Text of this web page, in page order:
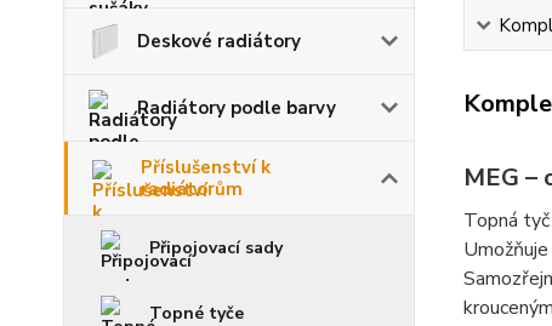
Deskové radiátory
Radiátory podle barvy
Příslušenství k
radiátorům
Připojovací sady
Topné tyče
MEG –
Topná tyč